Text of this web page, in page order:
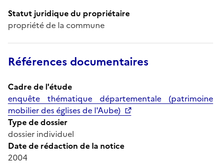
Statut juridique du propriétaire
propriété de la commune
Références documentaires
Cadre de l'étude
enquête thématique départementale (patrimoine
mobilier des églises de l'Aube)
Type de dossier
dossier individuel
Date de rédaction de la notice
2004